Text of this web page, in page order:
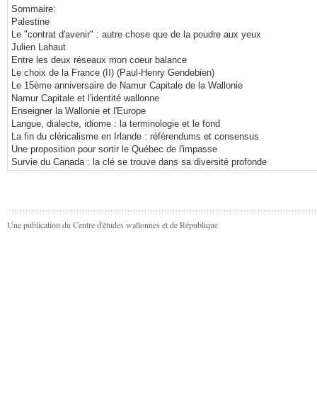
Sommaire:
Palestine
Le "contrat d'avenir" : autre chose que de la poudre aux yeux
Julien Lahaut
Entre les deux réseaux mon coeur balance
Le choix de la France (II) (Paul-Henry Gendebien)
Le 15ème anniversaire de Namur Capitale de la Wallonie
Namur Capitale et l'identité wallonne
Enseigner la Wallonie et l'Europe
Langue, dialecte, idiome : la terminologie et le fond
La fin du cléricalisme en Irlande : référendums et consensus
Une proposition pour sortir le Québec de l'impasse
Survie du Canada : la clé se trouve dans sa diversité profonde
Une publication du Centre d'études wallonnes et de République